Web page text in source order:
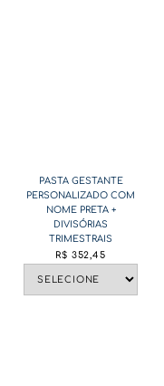
PASTA GESTANTE
PERSONALIZADO COM
NOME PRETA +
DIVISÓRIAS
TRIMESTRAIS
R$ 352 ,45